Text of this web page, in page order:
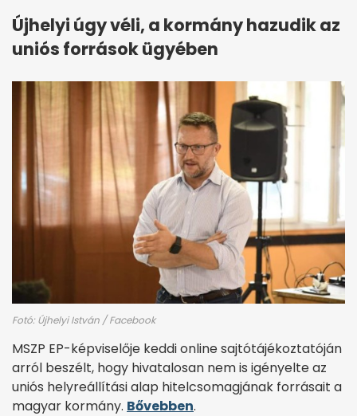
Újhelyi úgy véli, a kormány hazudik az
uniós források ügyében
Fotó: Újhelyi István / Facebook
MSZP EP-képviselője keddi online sajtótájékoztatóján
arról beszélt, hogy hivatalosan nem is igényelte az
uniós helyreállítási alap hitelcsomagjának forrásait a
magyar kormány. Bővebben.